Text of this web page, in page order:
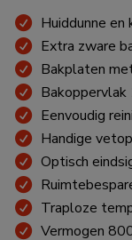
Huiddunne
Extra zware
Bakplaten
Bakoppervlak
Eenvoudig
Handige
Optisch
Traploze
Vermogen